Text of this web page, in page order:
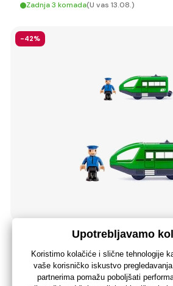
Zadnja 3 komada(U vas 13.08.)
-42%
Woody Moderni električni stroj - zeleni
,02 €
,52 €(-42 %)
,22 €bez PDV-a